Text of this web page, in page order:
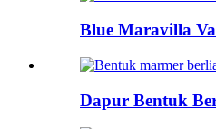
Blue Maravilla
Dapur Bentuk